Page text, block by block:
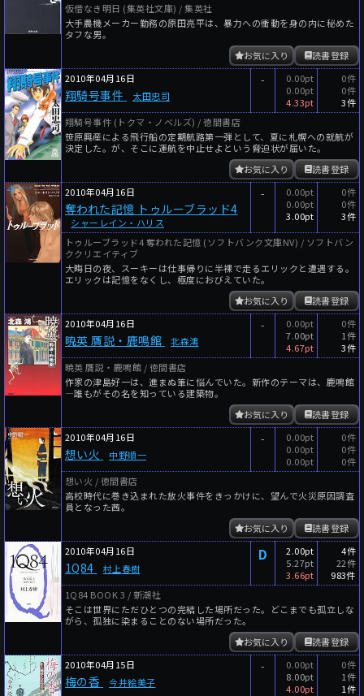
仮借なき明日 (集英社文庫) / 集英社
大手農機メーカー勤務の原田亮平は、暴力への衝動を身の内に秘めた
タフな男。
読書登録
お気に入り
2010年04月16日
翔騎号事件 太田忠司
-
0.00pt
0.00pt
4.33pt
0件
0件
3件
翔騎号事件 (トクマ・ノベルズ) / 徳間書店
笹原興産による飛行船の定期航路第一弾として、夏に札幌への就航が
決定した。が、そこに運航を中止せよという脅迫状が届いた。
読書登録
お気に入り
2010年04月16日
奪われた記憶 トゥルーブラッド4
シャーレイン・ハリス
-
0.00pt
0.00pt
3.00pt
0件
0件
3件
トゥルーブラッド4 奪われた記憶 (ソフトバンク文庫NV) / ソフトバン
ククリエイティブ
大晦日の夜、スーキーは仕事帰りに半裸で走るエリックと遭遇する。
エリックは記憶をなくし、極度におびえていた。
読書登録
お気に入り
2010年04月16日
暁英 贋説・鹿鳴館 北森鴻
-
0.00pt
7.00pt
4.67pt
0件
1件
3件
暁英 贋説・鹿鳴館 / 徳間書店
作家の津島好一は、進まぬ筆に悩んでいた。新作のテーマは、鹿鳴館
―誰もがその名を知っている建築物。
読書登録
お気に入り
2010年04月16日
想い火 中野順一
-
0.00pt
0.00pt
0.00pt
0件
0件
0件
想い火 / 徳間書店
高校時代に巻き込まれた放火事件をきっかけに、望んで火災原因調査
員となった茜。
読書登録
お気に入り
2010年04月16日
1Q84 村上春樹
D
2.00pt
5.27pt
3.66pt
4件
22件
983件
1Q84 BOOK 3 / 新潮社
そこは世界にただひとつの完結した場所だった。どこまでも孤立しな
がら、孤独に染まることのない場所だった。
読書登録
お気に入り
2010年04月15日
梅の香 今井絵美子
-
0.00pt
8.00pt
4.00pt
0件
1件
1件